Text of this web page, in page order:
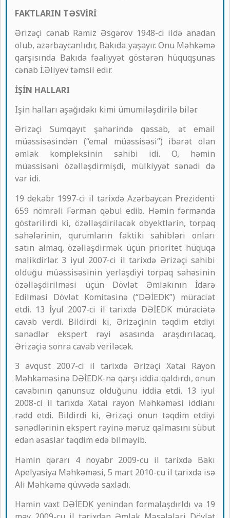
FAKTLARIN TƏSVİRİ
Ərizəçi cənab Ramiz Əsgərov 1948-ci ildə anadan
olub, azərbaycanlıdır, Bakıda yaşayır. Onu Məhkəmə
qarşısında Bakıda fəaliyyət göstərən hüquqşunas
cənab İ.Əliyev təmsil edir.
İŞİN HALLARI
Işin halları aşağıdakı kimi ümumiləşdirilə bilər.
Ərizəçi Sumqayıt şəhərində qəssab, ət email
müəssisəsindən (“emal müəssisəsi”) ibarət olan
əmlak kompleksinin sahibi idi. O, həmin
müəssisəni özəlləşdirmişdi, mülkiyyət sənədi də
var idi.
19 dekabr 1997-ci il tarixdə Azərbaycan Prezidenti
659 nömrəli Fərman qəbul edib. Həmin fərmanda
göstərilirdi ki, özəlləşdiriləcək obyektlərin, torpaq
sahələrinin, qurumların faktiki sahibləri onları
satın almaq, özəlləşdirmək üçün prioritet hüquqa
malikdirlər. 3 iyul 2007-ci il tarixdə Ərizəçi sahibi
olduğu müəssisəsinin yerləşdiyi torpaq sahəsinin
özəlləşdirilməsi üçün Dövlət Əmlakının İdarə
Edilməsi Dövlət Komitəsinə (“DƏİEDK”) müraciət
etdi. 13 İyul 2007-ci il tarixdə DƏİEDK müraciətə
cavab verdi. Bildirdi ki, Ərizəçinin təqdim etdiyi
sənədlər ekspert rəyi əsasında araşdırılacaq,
Ərizəçiə sonra cavab veriləcək.
3 avqust 2007-ci il tarixdə Ərizəçi Xətai Rayon
Məhkəməsinə DƏİEDK-nə qarşı iddia qaldırdı, onun
cavabının qanunsuz olduğunu iddia etdi. 13 iyul
2008-ci il tarixdə Xətai rayon Məhkəməsi iddianı
rədd etdi. Bildirdi ki, Ərizəçi onun təqdim etdiyi
sənədlərinin ekspert rəyinə məruz qalmasını sübut
edən əsaslar təqdim edə bilməyib.
Həmin qərarı 4 noyabr 2009-cu il tarixdə Bakı
Apelyasiya Məhkəməsi, 5 mart 2010-cu il tarixdə isə
Ali Məhkəmə qüvvədə saxladı.
Həmin vaxt DƏİEDK yenindən formalaşdırldı və 19